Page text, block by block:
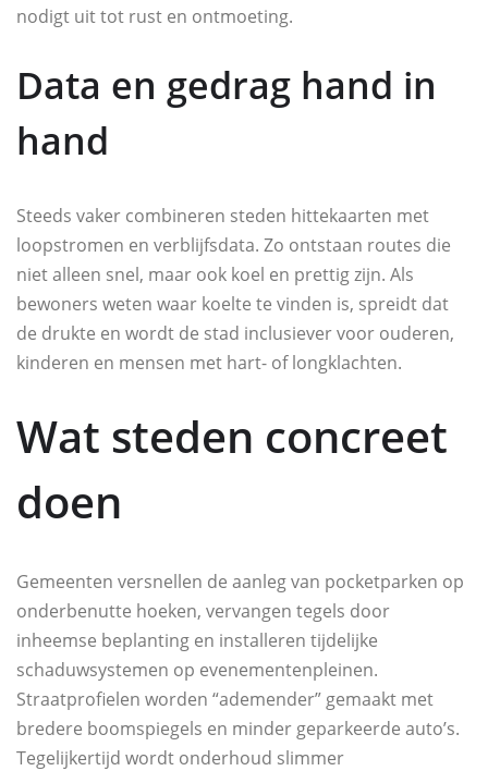
nodigt uit tot rust en ontmoeting.
Data en gedrag hand in
hand
Steeds vaker combineren steden hittekaarten met
loopstromen en verblijfsdata. Zo ontstaan routes die
niet alleen snel, maar ook koel en prettig zijn. Als
bewoners weten waar koelte te vinden is, spreidt dat
de drukte en wordt de stad inclusiever voor ouderen,
kinderen en mensen met hart- of longklachten.
Wat steden concreet
doen
Gemeenten versnellen de aanleg van pocketparken op
onderbenutte hoeken, vervangen tegels door
inheemse beplanting en installeren tijdelijke
schaduwsystemen op evenementenpleinen.
Straatprofielen worden “ademender” gemaakt met
bredere boomspiegels en minder geparkeerde auto’s.
Tegelijkertijd wordt onderhoud slimmer